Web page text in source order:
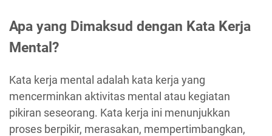
Apa yang Dimaksud dengan Kata Kerja
Mental?
Kata kerja mental adalah kata kerja yang
mencerminkan aktivitas mental atau kegiatan
pikiran seseorang. Kata kerja ini menunjukkan
proses berpikir, merasakan, mempertimbangkan,